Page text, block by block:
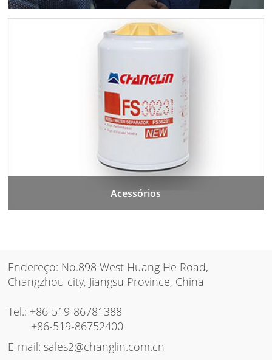
Acessórios
Endereço: No.898 West Huang He Road,
Changzhou city, Jiangsu Province, China
Tel.: +86-519-86781388
+86-519-86752400
E-mail:sales2@changlin.com.cn